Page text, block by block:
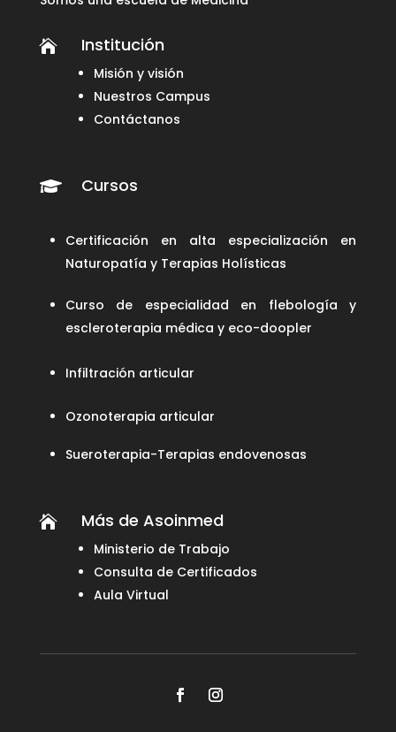
 Institución
Misión y visión
Nuestros Campus
Contáctanos
 Cursos
Certificación en alta especialización en
Naturopatía y Terapias Holísticas
Curso de especialidad en flebología y
escleroterapia médica y eco-doopler
Infiltración articular
Ozonoterapia articular
Sueroterapia-Terapias endovenosas
 Más de Asoinmed
Ministerio de Trabajo
Consulta de Certificados
Aula Virtual